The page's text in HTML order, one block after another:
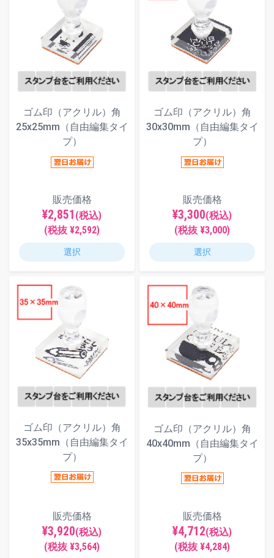
ゴム印（アクリル）角
25x25mm（自由編集タイ
プ）
販売価格
¥2,851 (税込)
(税抜 ¥2,592)
選択
ゴム印（アクリル）角
30x30mm（自由編集タイ
プ）
販売価格
¥3,300(税込)
(税抜 ¥3,000)
選択
ゴム印（アクリル）角
35x35mm（自由編集タイ
プ）
販売価格
¥3,920(税込)
(税抜 ¥3,564)
ゴム印（アクリル）角
40x40mm（自由編集タイ
プ）
販売価格
¥4,712(税込)
(税抜 ¥4,284)